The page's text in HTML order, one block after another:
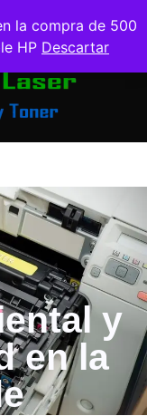
la compra de 500
HP Descartar
y
en la